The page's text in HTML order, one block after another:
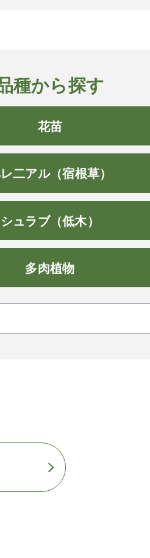
種から探す
花苗
二アル（宿根草）
シュラブ（低木）
多肉植物